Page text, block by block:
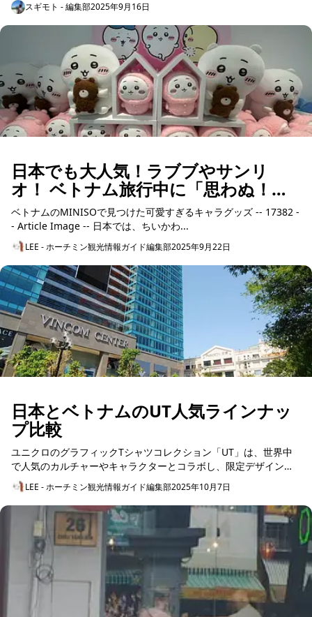
スギモト - 編集部2025年9月16日
日本でも大人気！ラブブやサンリ
オ！ ベトナム旅行中に「思わぬ！品
切れ続出の人気商品が！？」
ベトナムのMINISOで見つけた可愛すぎるキャラグッズ -- 17382 -
- Article Image -- 日本では、ちいかわ...
LEE - ホーチミン観光情報ガイド編集部2025年9月22日
日本とベトナムのUT人気ラインナッ
プ比較
ユニクロのグラフィックTシャツコレクション「UT」は、世界中
で人気のカルチャーやキャラクターとコラボし、限定デザインを
次々に展開しています。ここでは、日本とベトナムで特に人気の
高い
LEE - ホーチミン観光情報ガイド編集部2025年10月7日